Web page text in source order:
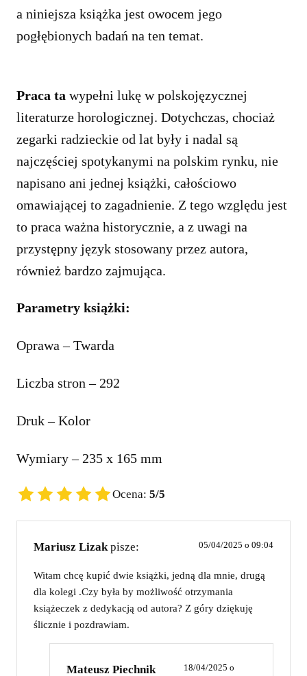
a niniejsza książka jest owocem jego
pogłębionych badań na ten temat.
Praca ta wypełni lukę w polskojęzycznej
literaturze horologicznej. Dotychczas, chociaż
zegarki radzieckie od lat były i nadal są
najczęściej spotykanymi na polskim rynku, nie
napisano ani jednej książki, całościowo
omawiającej to zagadnienie. Z tego względu jest
to praca ważna historycznie, a z uwagi na
przystępny język stosowany przez autora,
również bardzo zajmująca.
Parametry książki:
Oprawa – Twarda
Liczba stron – 292
Druk – Kolor
Wymiary – 235 x 165 mm
Ocena: 5/5
Mariusz Lizak pisze: 05/04/2025 o 09:04
Witam chcę kupić dwie książki, jedną dla mnie, drugą
dla kolegi .Czy była by możliwość otrzymania
książeczek z dedykacją od autora? Z góry dziękuję
ślicznie i pozdrawiam.
Mateusz Piechnik
18/04/2025 o